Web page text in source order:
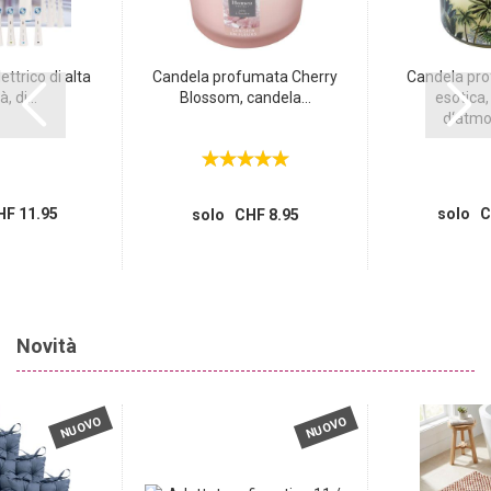
di alta
di...
11.95
Candela profumata Cherry
Blossom, candela...
solo CHF 8.95
Candela
solo
Novità
NUOVO NUOVO